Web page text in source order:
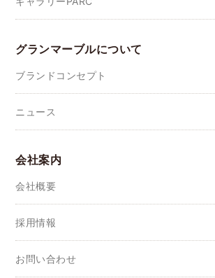
グランマーブルについて
ブランドコンセプト
ニュース
会社案内
会社概要
採用情報
お問い合わせ